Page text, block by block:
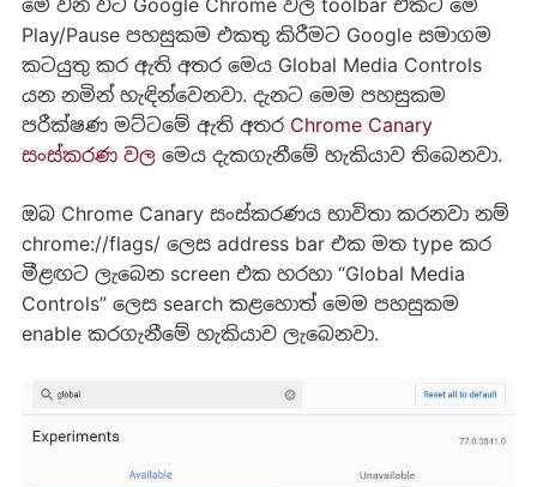
මේ වන විට Google Chrome වල toolbar එකට මේ
Play/Pause පහසුකම එකතු කිරීමට Google සමාගම
කටයුතු කර ඇති අතර මෙය Global Media Controls
යන නමින් හැඳින්වෙනවා. දැනට මෙම පහසුකම
පරීක්ෂණ මට්ටමේ ඇති අතර Chrome Canary
සංස්කරණ වල මෙය දැකගැනීමේ හැකියාව තිබෙනවා.
ඔබ Chrome Canary සංස්කරණය භාවිතා කරනවා නම්
chrome://flags/ ලෙස address bar එක මත type කර
මීළඟට ලැබෙන screen එක හරහා “Global Media
Controls” ලෙස search කළහොත් මෙම පහසුකම
enable කරගැනීමේ හැකියාව ලැබෙනවා.